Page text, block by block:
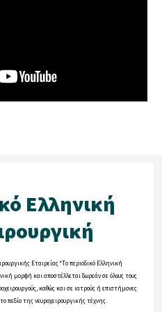
Eλληνική
Eταιρείας “Tο περιοδικό Eλληνική
μορφή και αποστέλλεται δωρεάν σε όλους τους
καθώς και σε ιατρούς ή επιστήμονες
πεδίο της νευροχειρουργικής τέχνης.